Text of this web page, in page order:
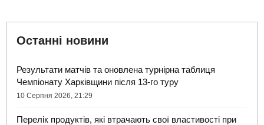
Останні новини
Результати матчів та оновлена турнірна таблиця
Чемпіонату Харківщини після 13-го туру
10 Серпня 2026, 21:29
Перелік продуктів, які втрачають свої властивості при